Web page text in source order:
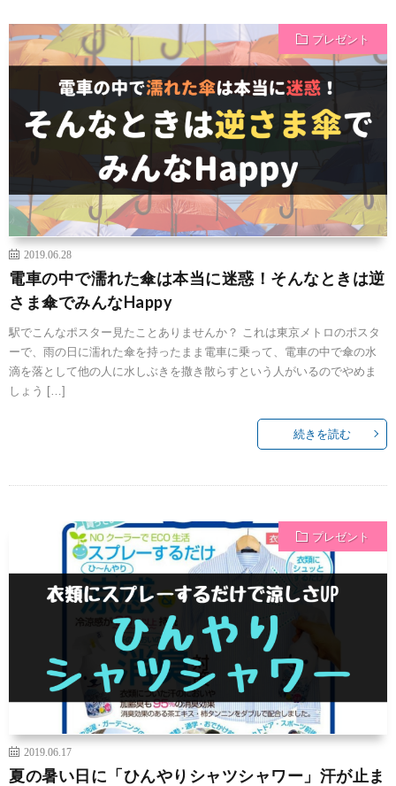
プレゼント
2019.06.28
電車の中で濡れた傘は本当に迷惑！そんなときは逆
さま傘でみんなHappy
駅でこんなポスター見たことありませんか？ これは東京メトロのポスタ
ーで、雨の日に濡れた傘を持ったまま電車に乗って、電車の中で傘の水
滴を落として他の人に水しぶきを撒き散らすという人がいるのでやめま
しょう […]
続きを読む
プレゼント
2019.06.17
夏の暑い日に「ひんやりシャツシャワー」汗が止ま